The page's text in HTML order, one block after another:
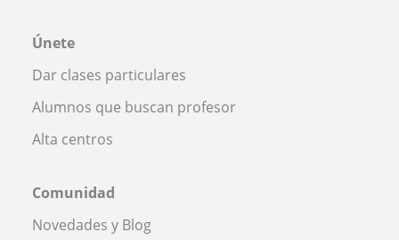
Únete
Dar clases particulares
Alumnos que buscan profesor
Alta centros
Comunidad
Novedades y Blog